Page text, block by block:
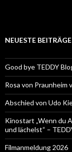
NEUESTE BEITRÄGE
Good bye TEDDY
Rosa von Praunheim
Abschied von Udo
Kinostart „Wenn du
und lächelst“ –
Filmanmeldung 2026